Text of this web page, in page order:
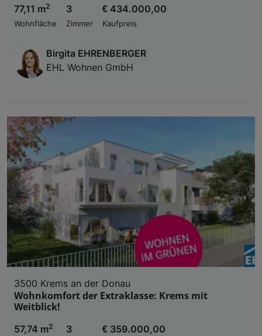
77,11 m2
Wohnfläche
3
Zimmer
€ 434.000,00
Kaufpreis
Birgita EHRENBERGER
EHL Wohnen GmbH
3500 Krems an der Donau
Wohnkomfort der Extraklasse: Krems mit
Weitblick!
57,74 m2
3 € 359.000,00